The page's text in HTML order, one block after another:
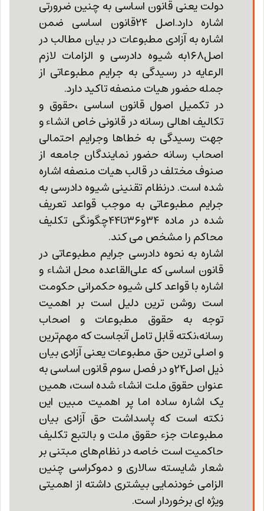
دولت یعنی قانون اساسی به چنین ضرورتی
اشاره دارد.اصل ۲۴قانون اساسی ضمن
اشاره به آزادی مطبوعات در بیان مطالب در
اصل۱۶۸به شیوه دادرسی و الزامات لازم
الرعایه در رسیدگی به جرایم مطبوعاتی از
جمله حضور هیات منصفه تاکید دارد.
در تکمیل اصول قانون اساسی ،حقوق و
تکالیف اهالی رسانه در قانونی خاص انشاء و
جهت رسیدگی به خطاها وجرایم احتمالی
اصحاب رسانه حضور نمایندگان جامعه از
صنوف مختلف در قالب هیات منصفه اشاره
شده است. درنظام تقنینی شیوه دادرسی به
جرایم مطبوعاتی به موجب قواعد تعریف
شده در ماده ۳۴و۳۶تا۴۴چگونگی تکلیف
محاکم را مشخص می کند.
اشاره به نحوه‌ دادرسی جرایم مطبوعاتی در
قانون اساسی که علی‌القاعده محل انشاء و
اشاره با قواعد کلی شیوه‌ حکمرانی حکومت
است روشن ترین دلیل است بر اهمیت
توجه به حقوق مطبوعات و اصحاب
رسانه،نکته‌ قابل تامل آنجاست که مهم‌ترین
و اصلی ترین حق مطبوعات یعنی آزادی بیان
ذیل اصل۲۴و در فصل سوم قانون اساسی به
عنوان حقوق ملت انشاء شده است، همین
یک اشاره ساده اما پر اهمیت مبین این
نکته است که پاسداشت حق آزادی بیان
مطبوعات جزء حقوق ملت و بالتبع تکلیف
حاکمیت است خاصه در نظام‌های مبتنی بر
شعار شایسته سالاری و دموکراسی چنین
الزامی خودنمایی بیشتری داشته از اهمیتی
ویژه ای برخوردار است.